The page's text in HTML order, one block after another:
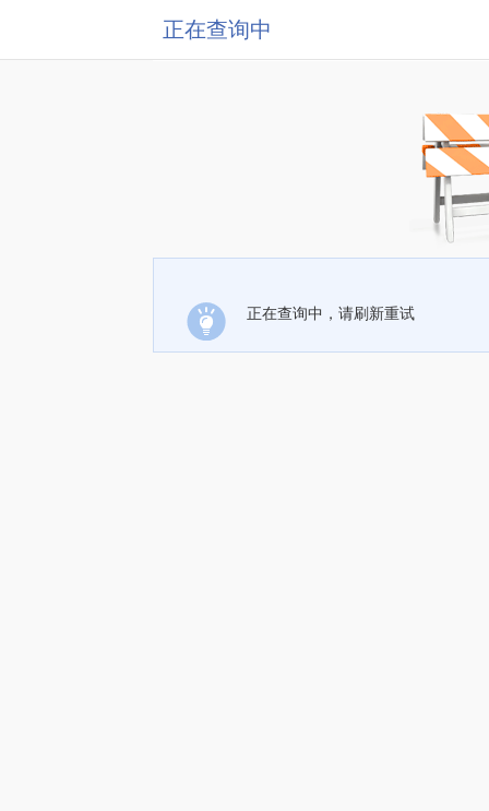
正在查询中
正在查询中，请刷新重试